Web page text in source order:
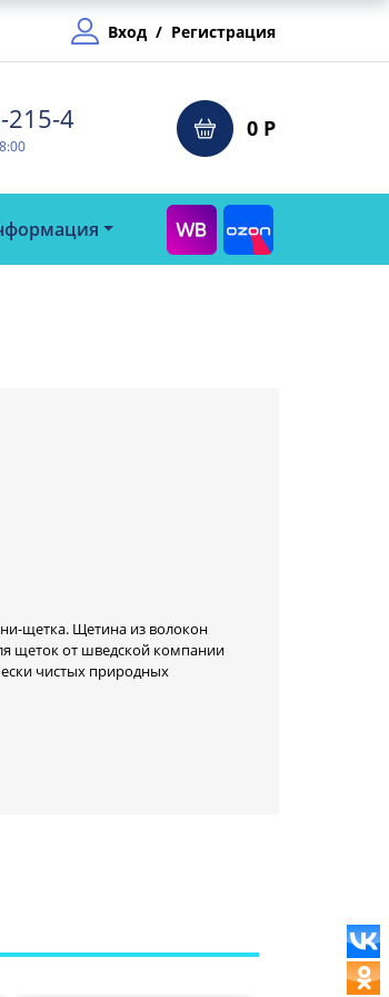
Вход / Регистрация
215-4⁠ 0 Р
щетка. Щетина из волокон
щеток от шведской компании
чистых природных